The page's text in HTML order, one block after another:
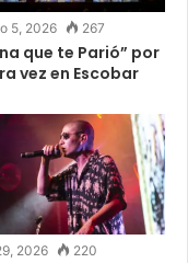
5, 2026 267
que te Parió” por
vez en Escobar
2026 220